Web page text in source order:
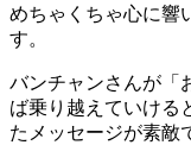
めちゃくちゃ心に響
す。
バンチャンさんが「
ば乗り越えていける
たメッセージが素敵